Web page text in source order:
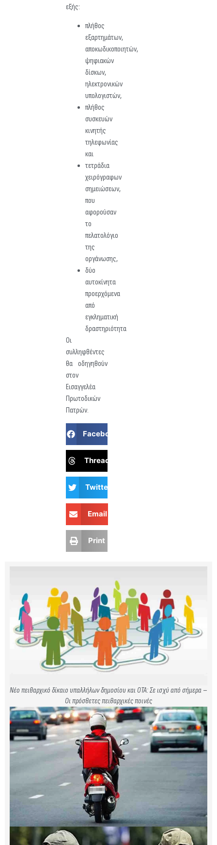
εξής:
πλήθος
εξαρτημάτων,
αποκωδικοποιητών,
ψηφιακών
δίσκων,
ηλεκτρονικών
υπολογιστών,
πλήθος
συσκευών
κινητής
τηλεφωνίας
και
τετράδια
χειρόγραφων
σημειώσεων,
που
αφορούσαν
το
πελατολόγιο
της
οργάνωσης,
δύο
αυτοκίνητα
προερχόμενα
από
εγκληματική
δραστηριότητα
Οι
συλληφθέντες
θα οδηγηθούν
στον
Εισαγγελέα
Πρωτοδικών
Πατρών.
Facebook
Threads
Twitter
Email
Print
Νέο πειθαρχικό δίκαιο υπαλλήλων δημοσίου και ΟΤΑ: Σε ισχύ από σήμερα –
Οι πρόσθετες πειθαρχικές ποινές